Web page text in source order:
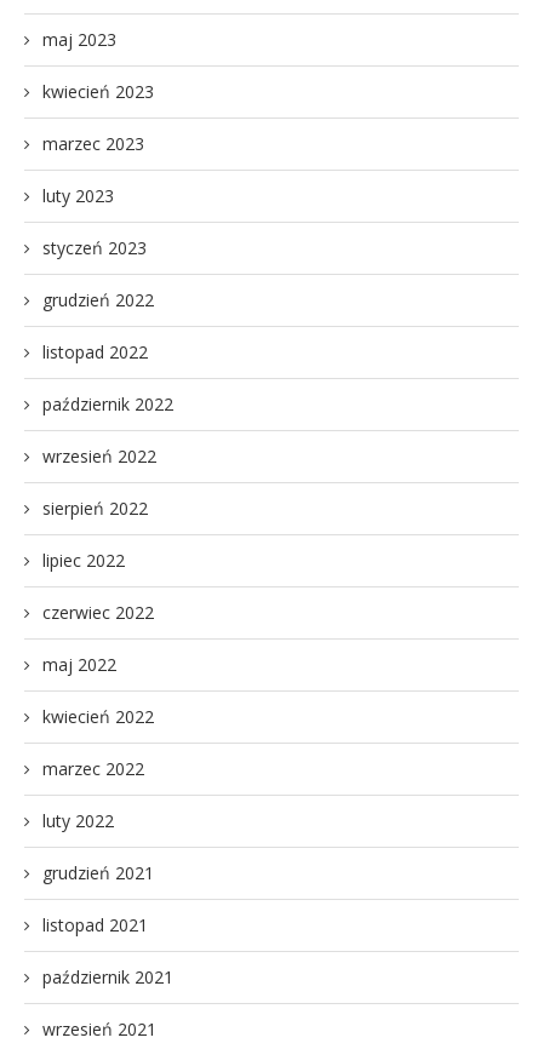
maj 2023
kwiecień 2023
marzec 2023
luty 2023
styczeń 2023
grudzień 2022
listopad 2022
październik 2022
wrzesień 2022
sierpień 2022
lipiec 2022
czerwiec 2022
maj 2022
kwiecień 2022
marzec 2022
luty 2022
grudzień 2021
listopad 2021
październik 2021
wrzesień 2021